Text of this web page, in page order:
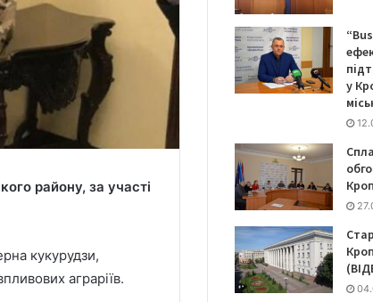
району, за участі
кукурудзи,
аграріїв.
у